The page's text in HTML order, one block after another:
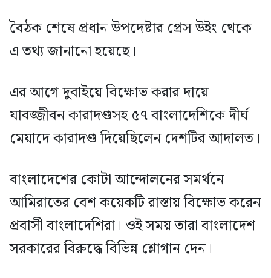
বৈঠক শেষে প্রধান উপদেষ্টার প্রেস উইং থেকে
এ তথ্য জানানো হয়েছে।
এর আগে দুবাইয়ে বিক্ষোভ করার দায়ে
যাবজ্জীবন কারাদণ্ডসহ ৫৭ বাংলাদেশিকে দীর্ঘ
মেয়াদে কারাদণ্ড দিয়েছিলেন দেশটির আদালত।
বাংলাদেশের কোটা আন্দোলনের সমর্থনে
আমিরাতের বেশ কয়েকটি রাস্তায় বিক্ষোভ করেন
প্রবাসী বাংলাদেশিরা। ওই সময় তারা বাংলাদেশ
সরকারের বিরুদ্ধে বিভিন্ন শ্লোগান দেন।